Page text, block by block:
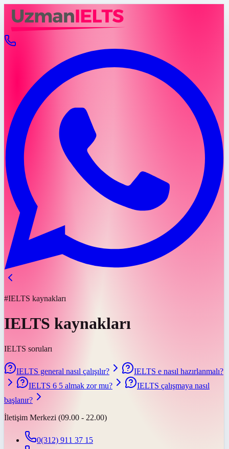
#IELTS kaynakları
IELTS kaynakları
IELTS soruları
IELTS general nasıl çalışılır?
IELTS e nasıl hazırlanmalı?
IELTS 6 5 almak zor mu?
IELTS çalışmaya nasıl
başlanır?
İletişim Merkezi (09.00 - 22.00)
0(312) 911 37 15